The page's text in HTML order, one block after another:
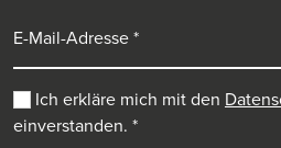
Ich erkläre mich mit den
einverstanden. *